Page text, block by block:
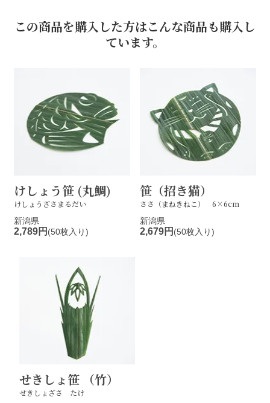
この商品を購入した方はこんな商品も購入し
ています。
けしょう笹 (丸鯛)
けしょうざさまるだい
新潟県
2,789円 (50枚入り)
笹（招き猫）
ささ（まねきねこ） 6×6cm
新潟県
2,679円 (50枚入り)
せきしょ笹 （竹）
せきしょざさ たけ